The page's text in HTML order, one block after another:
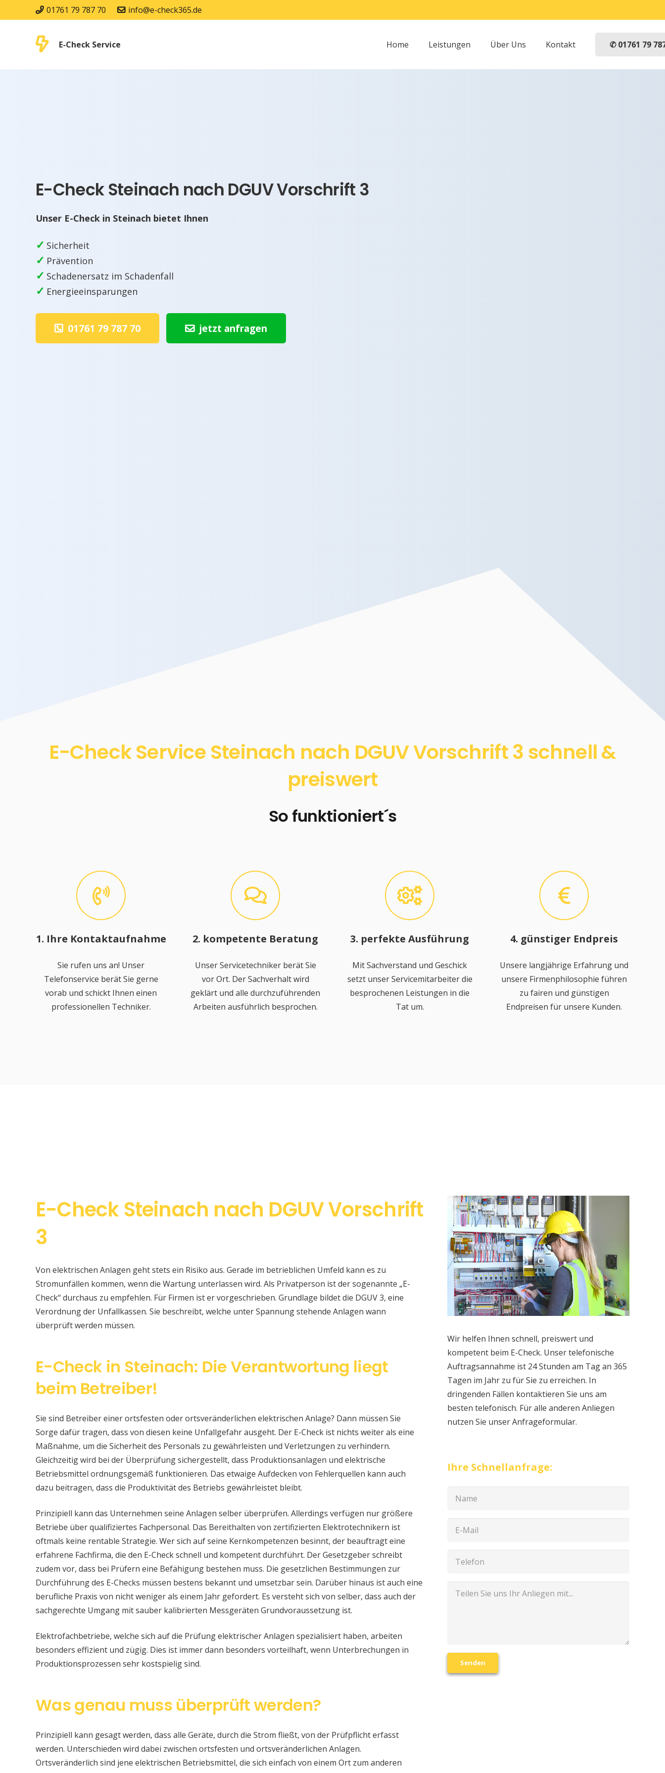
01761 79 787 70 info@e-check365.de
E-Check Service Home Leistungen Über Uns Kontakt ✆ 01761 79
E-Check Steinach nach DGUV Vorschrift 3
Unser E-Check in Steinach bietet Ihnen
✓ Sicherheit
✓ Prävention
✓ Schadenersatz im Schadenfall
✓ Energieeinsparungen
01761 79 787 70 jetzt anfragen
E-Check Service Steinach nach DGUV Vorschrift 3 schnell &
preiswert
So funktioniert´s
1. Ihre Kontaktaufnahme
Sie rufen uns an! Unser
Telefonservice berät Sie gerne
vorab und schickt Ihnen einen
professionellen Techniker.
2. kompetente Beratung
Unser Servicetechniker berät Sie
vor Ort. Der Sachverhalt wird
geklärt und alle durchzuführenden
Arbeiten ausführlich besprochen.
3. perfekte Ausführung
Mit Sachverstand und Geschick
setzt unser Servicemitarbeiter die
besprochenen Leistungen in die
Tat um.
4. günstiger Endpreis
Unsere langjährige Erfahrung und
unsere Firmenphilosophie führen
zu fairen und günstigen
Endpreisen für unsere Kunden.
E-Check Steinach nach DGUV Vorschrift
3
Von elektrischen Anlagen geht stets ein Risiko aus. Gerade im betrieblichen Umfeld kann es zu
Stromunfällen kommen, wenn die Wartung unterlassen wird. Als Privatperson ist der sogenannte „E-
Check“ durchaus zu empfehlen. Für Firmen ist er vorgeschrieben. Grundlage bildet die DGUV 3, eine
Verordnung der Unfallkassen. Sie beschreibt, welche unter Spannung stehende Anlagen wann
überprüft werden müssen.
E-Check in Steinach: Die Verantwortung liegt
beim Betreiber!
Sie sind Betreiber einer ortsfesten oder ortsveränderlichen elektrischen Anlage? Dann müssen Sie
Sorge dafür tragen, dass von diesen keine Unfallgefahr ausgeht. Der E-Check ist nichts weiter als eine
Maßnahme, um die Sicherheit des Personals zu gewährleisten und Verletzungen zu verhindern.
Gleichzeitig wird bei der Überprüfung sichergestellt, dass Produktionsanlagen und elektrische
Betriebsmittel ordnungsgemäß funktionieren. Das etwaige Aufdecken von Fehlerquellen kann auch
dazu beitragen, dass die Produktivität des Betriebs gewährleistet bleibt.
Prinzipiell kann das Unternehmen seine Anlagen selber überprüfen. Allerdings verfügen nur größere
Betriebe über qualifiziertes Fachpersonal. Das Bereithalten von zertifizierten Elektrotechnikern ist
oftmals keine rentable Strategie. Wer sich auf seine Kernkompetenzen besinnt, der beauftragt eine
erfahrene Fachfirma, die den E-Check schnell und kompetent durchführt. Der Gesetzgeber schreibt
zudem vor, dass bei Prüfern eine Befähigung bestehen muss. Die gesetzlichen Bestimmungen zur
Durchführung des E-Checks müssen bestens bekannt und umsetzbar sein. Darüber hinaus ist auch eine
berufliche Praxis von nicht weniger als einem Jahr gefordert. Es versteht sich von selber, dass auch der
sachgerechte Umgang mit sauber kalibrierten Messgeräten Grundvoraussetzung ist.
Elektrofachbetriebe, welche sich auf die Prüfung elektrischer Anlagen spezialisiert haben, arbeiten
besonders effizient und zügig. Dies ist immer dann besonders vorteilhaft, wenn Unterbrechungen in
Produktionsprozessen sehr kostspielig sind.
Was genau muss überprüft werden?
Prinzipiell kann gesagt werden, dass alle Geräte, durch die Strom fließt, von der Prüfpflicht erfasst
werden. Unterschieden wird dabei zwischen ortsfesten und ortsveränderlichen Anlagen.
Ortsveränderlich sind jene elektrischen Betriebsmittel, die sich einfach von einem Ort zum anderen
Wir helfen Ihnen schnell, preiswert und
kompetent beim E-Check. Unser telefonische
Auftragsannahme ist 24 Stunden am Tag an 365
Tagen im Jahr zu für Sie zu erreichen. In
dringenden Fällen kontaktieren Sie uns am
besten telefonisch. Für alle anderen Anliegen
nutzen Sie unser Anfrageformular.
Ihre Schnellanfrage:
Senden